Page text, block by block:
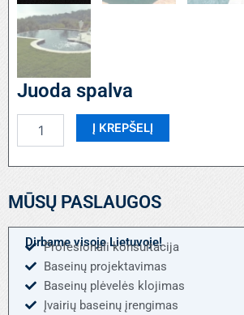
Juoda spalva
kiekis:
spalva
Į KREPŠELĮ
MŪSŲ PASLAUGOS
Dirbame visoje Lietuvoje!
Profesionali konsultacija
Baseinų projektavimas
Baseinų plėvelės klojimas
Įvairių baseinų įrengimas